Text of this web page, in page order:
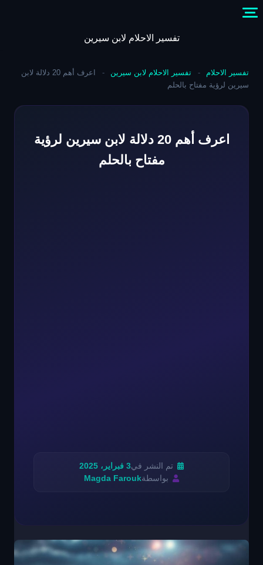
content
تفسير الاحلام لابن سيرين
تفسير الاحلام - تفسير الاحلام لابن سيرين -
اعرف أهم 20 دلالة لابن
سيرين لرؤية مفتاح بالحلم
اعرف أهم 20 دلالة لابن سيرين لرؤية
مفتاح بالحلم
تم النشر في3 فبراير، 2025
بواسطةMagda Farouk